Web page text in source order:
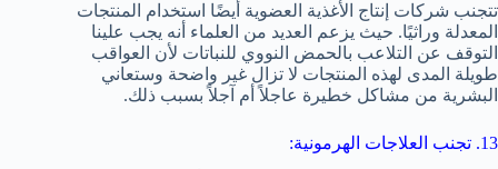
تتجنب شركات إنتاج الأغذية العضوية أيضًا استخدام المنتجات
المعدلة وراثيًا. حيث يزعم العديد من العلماء أنه يجب علينا
التوقف عن التلاعب بالحمض النووي للنباتات لأن العواقب
طويلة المدى لهذه المنتجات لا تزال غير واضحة وستعاني
البشرية من مشاكل خطيرة عاجلاً أم آجلاً بسبب ذلك.
13. تجنب العلاجات الهرمونية: